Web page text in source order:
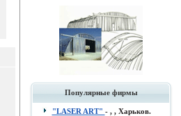
Популярные фирмы
"LASER ART" - , , Харьков.